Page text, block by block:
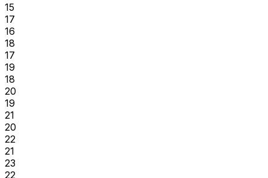
15
17
16
18
17
19
18
20
19
21
20
22
21
23
22